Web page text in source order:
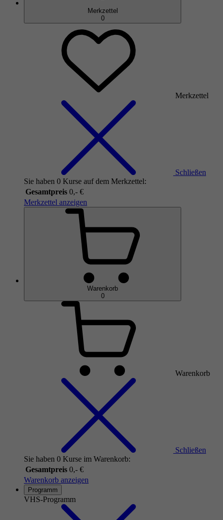
Merkzettel
0
Merkzettel
Schließen
Sie haben 0 Kurse auf dem Merkzettel:
Gesamtpreis 0,- €
Merkzettel anzeigen
Warenkorb
0
Warenkorb
Schließen
Sie haben 0 Kurse im Warenkorb:
Gesamtpreis 0,- €
Warenkorb anzeigen
Programm
VHS-Programm